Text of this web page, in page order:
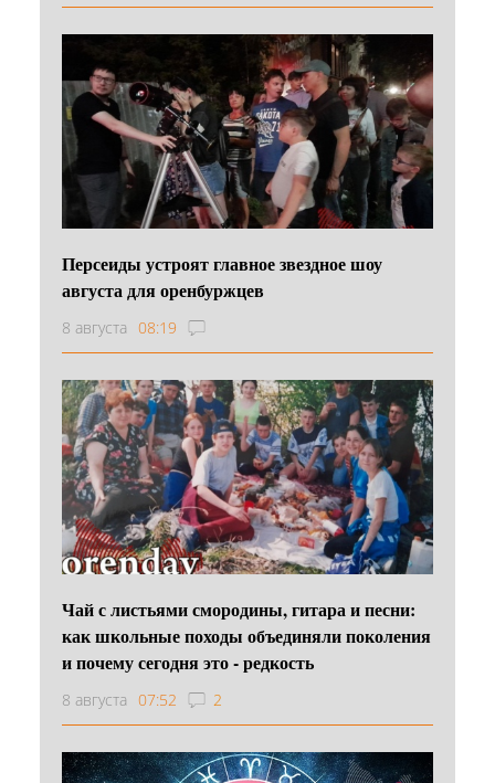
Персеиды устроят главное звездное шоу
августа для оренбуржцев
8 августа 08:19
Чай с листьями смородины, гитара и песни:
как школьные походы объединяли поколения
и почему сегодня это - редкость
8 августа 07:52 2